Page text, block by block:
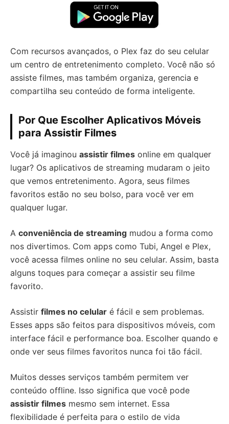
Com recursos avançados, o Plex faz do seu celular
um centro de entretenimento completo. Você não só
assiste filmes, mas também organiza, gerencia e
compartilha seu conteúdo de forma inteligente.
Por Que Escolher Aplicativos Móveis
para Assistir Filmes
Você já imaginou assistir filmes online em qualquer
lugar? Os aplicativos de streaming mudaram o jeito
que vemos entretenimento. Agora, seus filmes
favoritos estão no seu bolso, para você ver em
qualquer lugar.
A conveniência de streaming mudou a forma como
nos divertimos. Com apps como Tubi, Angel e Plex,
você acessa filmes online no seu celular. Assim, basta
alguns toques para começar a assistir seu filme
favorito.
Assistir filmes no celular é fácil e sem problemas.
Esses apps são feitos para dispositivos móveis, com
interface fácil e performance boa. Escolher quando e
onde ver seus filmes favoritos nunca foi tão fácil.
Muitos desses serviços também permitem ver
conteúdo offline. Isso significa que você pode
assistir filmes mesmo sem internet. Essa
flexibilidade é perfeita para o estilo de vida